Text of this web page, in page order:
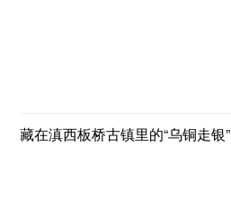
藏在滇西板桥古镇里的“乌铜走银”